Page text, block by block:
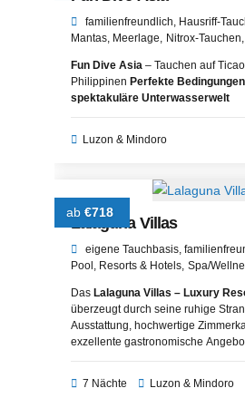
familienfreundlich Hausriff-
Mantas Meerlage Nitrox-Tauchen
Fun Dive Asia – Tauchen auf
Philippinen Perfekte
spektakuläre Unterwasserwelt
Luzon & Mindoro
ab €718
Lalaguna Villas
eigene Tauchbasis
Pool Resorts & Hotels Spa/
Das Lalaguna Villas – Luxury
überzeugt durch seine ruhige
Ausstattung, hochwertige
exzellente gastronomische
den beeindruckenden
komfortablen und
7 Nächte Luzon & Mindoro